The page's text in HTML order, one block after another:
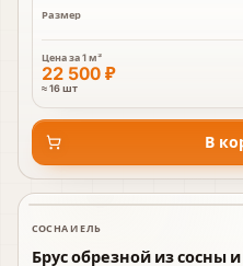
Размер
Цена за1 м³
22 500 ₽
≈ 16 шт
В
В наличии
СОСНА И ЕЛЬ
Брус обрезной из сосны